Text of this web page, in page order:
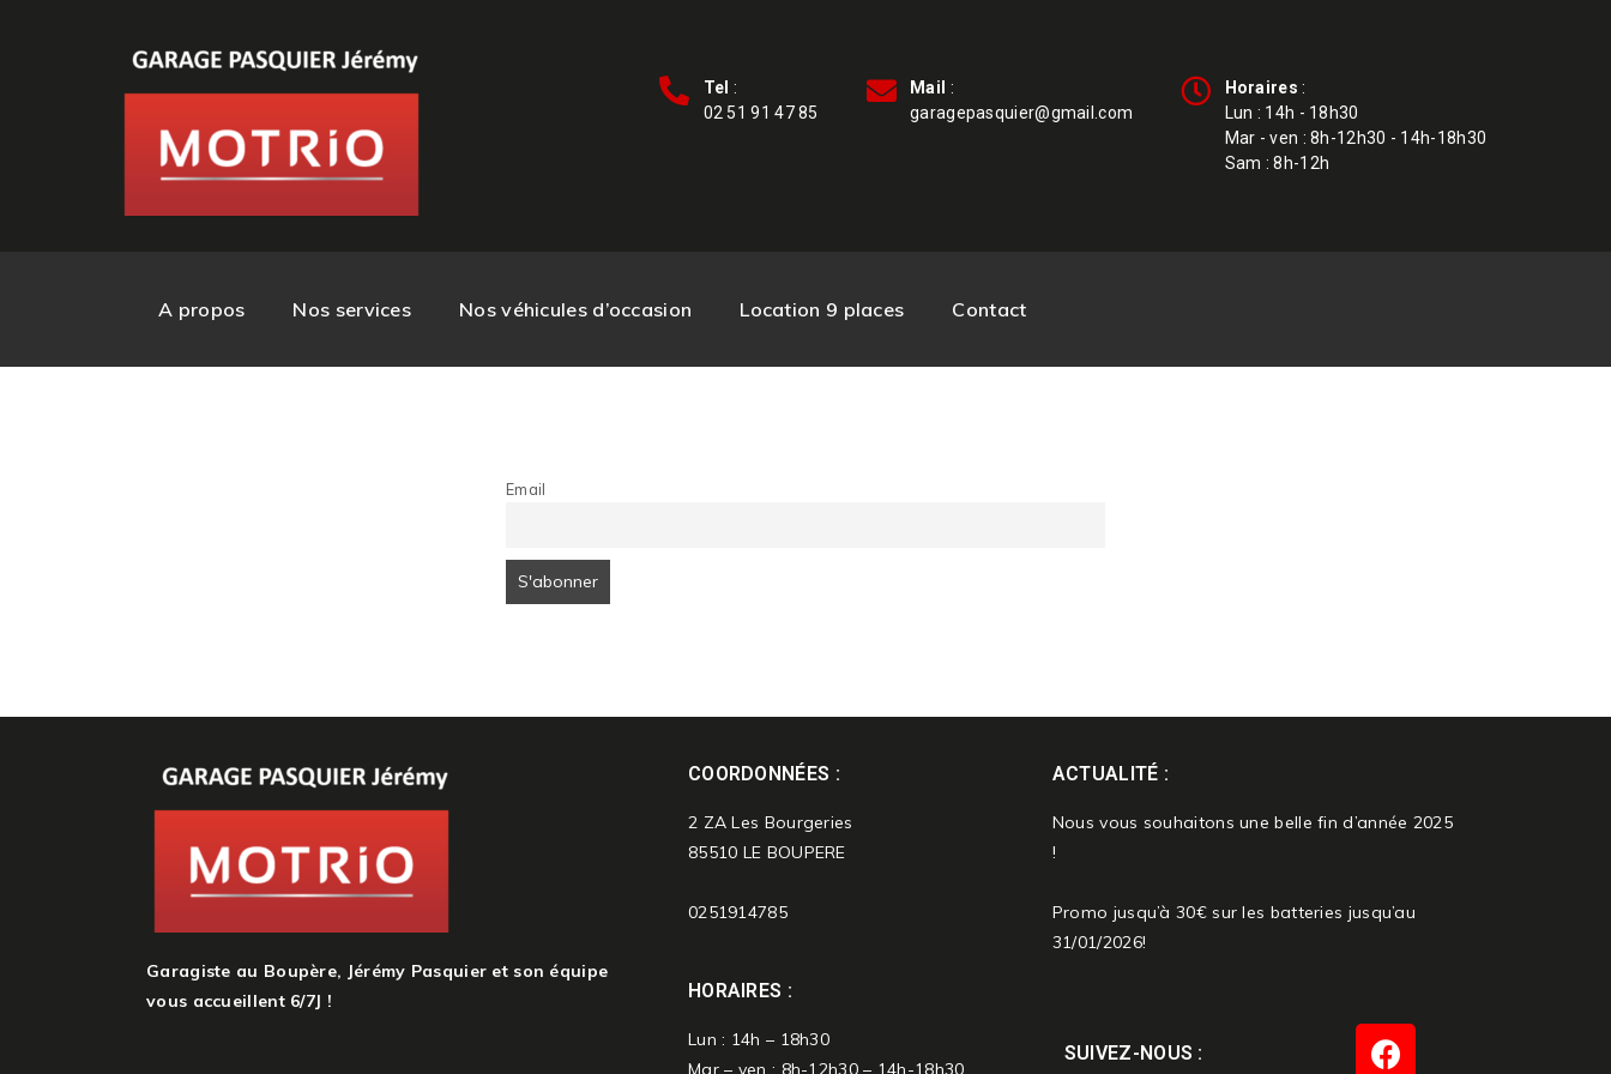
Tel :
02 51 91 47 85
Mail :
garagepasquier@gmail.com
Horaires:
Lun : 14h - 18h30
Mar - ven : 8h-12h30 - 14h-18h30
Sam : 8h-12h
A propos Nos services Nos véhicules d’occasion Location 9 places Contact
Email
Garagiste au Boupère, Jérémy Pasquier et son équipe
vous accueillent 6/7J !
COORDONNÉES :
2 ZA Les Bourgeries
85510 LE BOUPERE
0251914785
HORAIRES :
Lun : 14h – 18h30
Mar – ven : 8h-12h30 – 14h-18h30
ACTUALITÉ :
Nous vous souhaitons une belle fin d’année 2025
!
Promo jusqu’à 30€ sur les batteries jusqu’au
31/01/2026!
SUIVEZ-NOUS :